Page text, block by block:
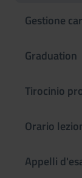
Gestione
Graduation
Tirocinio
Orario
Appelli